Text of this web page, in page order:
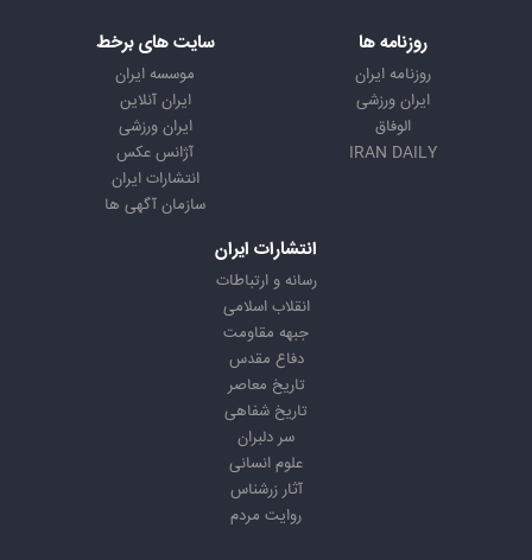
روزنامه ها
روزنامه ایران
ایران ورزشی
الوفاق
IRAN DAILY
سایت های برخط
موسسه ایران
ایران آنلاین
ایران ورزشی
آژانس عکس
انتشارات ایران
سازمان آگهی ها
انتشارات ایران
رسانه و ارتباطات
انقلاب اسلامی
جبهه مقاومت
دفاع مقدس
تاریخ معاصر
تاریخ شفاهی
سر دلبران
علوم انسانی
آثار زرشناس
روایت مردم